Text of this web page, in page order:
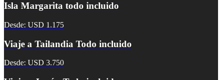
Isla Margarita todo incluido
Desde: USD 1.175
Viaje a Tailandia Todo incluido
Desde: USD 3.750